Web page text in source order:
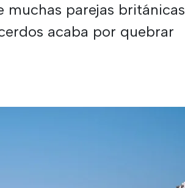
muchas parejas británicas
acaba por quebrar